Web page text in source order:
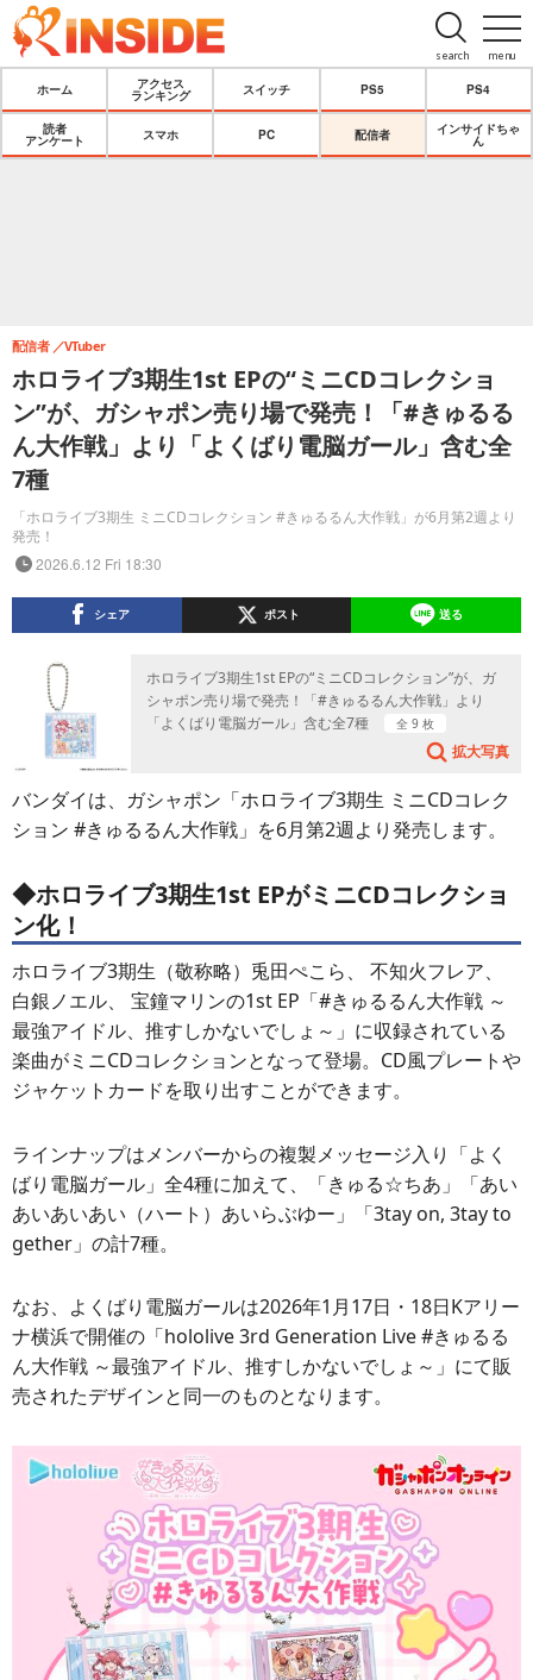
menu
search
ホーム
アクセス
ランキング
スイッチ PS5 PS4
読者
アンケート
スマホ PC 配信者
インサイドちゃ
ん
ホロライブ3期生1st EPの“ミニCDコレクショ
ン”が、ガシャポン売り場で発売！「#きゅるる
ん大作戦」より「よくばり電脳ガール」含む全
7種
「ホロライブ3期生 ミニCDコレクション #きゅるるん大作戦」が6月第2週より
発売！
配信者 VTuber
2026.6.12 Fri 18:30
シェア ポスト 送る
ホロライブ3期生1st EPの“ミニCDコレクション”が、ガ
シャポン売り場で発売！「#きゅるるん大作戦」より
「よくばり電脳ガール」含む全7種
全 9 枚
拡大写真
バンダイは、ガシャポン「ホロライブ3期生 ミニCDコレク
ション #きゅるるん大作戦」を6月第2週より発売します。
◆ホロライブ3期生1st EPがミニCDコレクショ
ン化！
ホロライブ3期生（敬称略）兎田ぺこら、 不知火フレア、
白銀ノエル、 宝鐘マリンの1st EP「#きゅるるん大作戦 ～
最強アイドル、推すしかないでしょ～」に収録されている
楽曲がミニCDコレクションとなって登場。CD風プレートや
ジャケットカードを取り出すことができます。
ラインナップはメンバーからの複製メッセージ入り「よく
ばり電脳ガール」全4種に加えて、「きゅる☆ちあ」「あい
あいあいあい（ハート）あいらぶゆー」「3tay on, 3tay to
gether」の計7種。
なお、よくばり電脳ガールは2026年1月17日・18日Kアリー
ナ横浜で開催の「hololive 3rd Generation Live #きゅるる
ん大作戦 ～最強アイドル、推すしかないでしょ～」にて販
売されたデザインと同一のものとなります。